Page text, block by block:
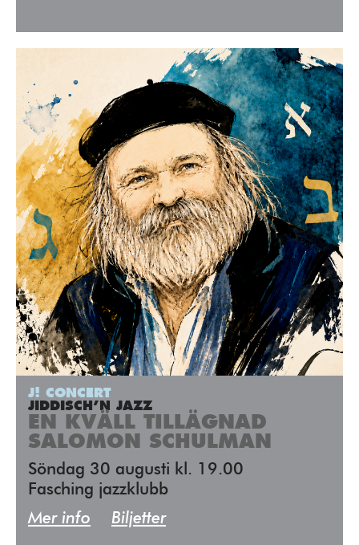
J! CONCERT
JIDDISCH’N JAZZ
EN KVÄLL TILLÄGNAD
SALOMON SCHULMAN
Söndag 30 augusti kl. 19.00
Fasching jazzklubb
Mer info
Biljetter